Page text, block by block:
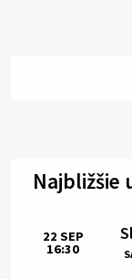
Najbližšie
Čas:
22 SEP
16:30